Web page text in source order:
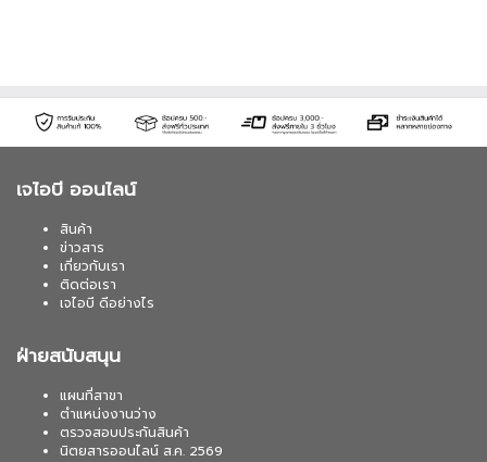
เจไอบี ออนไลน์
สินค้า
ข่าวสาร
เกี่ยวกับเรา
ติดต่อเรา
เจไอบี ดีอย่างไร
ฝ่ายสนับสนุน
แผนที่สาขา
ตำแหน่งงานว่าง
ตรวจสอบประกันสินค้า
นิตยสารออนไลน์ ส.ค. 2569